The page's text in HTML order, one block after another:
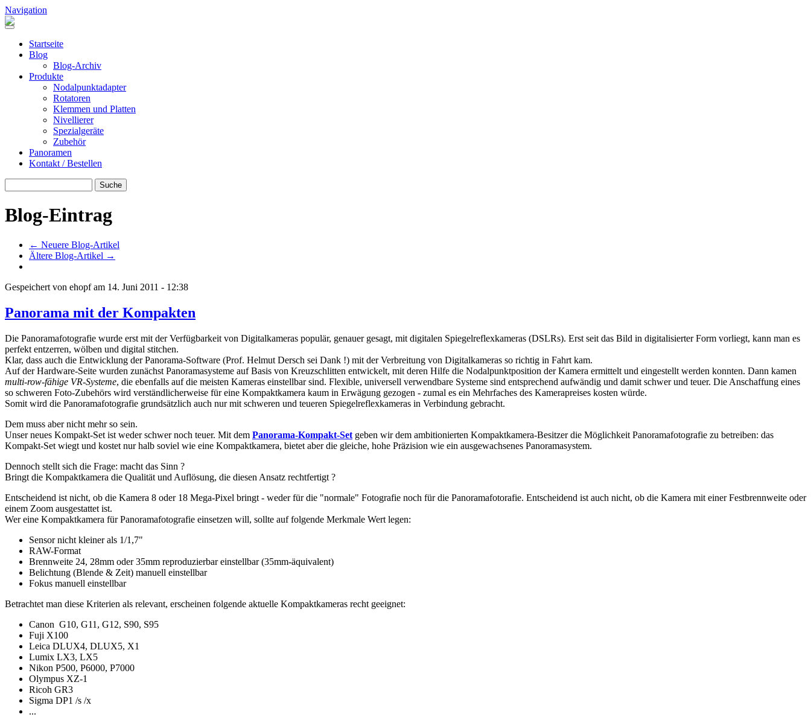
Direkt zum Inhalt
Navigation
Startseite
Blog
Blog-Archiv
Produkte
Nodalpunktadapter
Rotatoren
Klemmen und Platten
Nivellierer
Spezialgeräte
Zubehör
Panoramen
Kontakt / Bestellen
Blog-Eintrag
← Neuere Blog-Artikel
Ältere Blog-Artikel →
Gespeichert von ehopfam 14. Juni 2011 - 12:38
Panorama mit der Kompakten
Die Panoramafotografie wurde erst mit der Verfügbarkeit von Digitalkameras populär, genauer gesagt, mit digitalen Spiegelreflexkameras (DSLRs). Erst seit das Bild in digitalisierter Form vorliegt, kann man es
perfekt entzerren, wölben und digital stitchen.
Klar, dass auch die Entwicklung der Panorama-Software (Prof. Helmut Dersch sei Dank !) mit der Verbreitung von Digitalkameras so richtig in Fahrt kam.
Auf der Hardware-Seite wurden zunächst Panoramasysteme auf Basis von Kreuzschlitten entwickelt, mit deren Hilfe die Nodalpunktposition der Kamera ermittelt und eingestellt werden konnten. Dann kamen
multi-row-fähige VR-Systeme, die ebenfalls auf die meisten Kameras einstellbar sind. Flexible, universell verwendbare Systeme sind entsprechend aufwändig und damit schwer und teuer. Die Anschaffung eines
so schweren Foto-Zubehörs wird verständlicherweise für eine Kompaktkamera kaum in Erwägung gezogen - zumal es ein Mehrfaches des Kamerapreises kosten würde.
Somit wird die Panoramafotografie grundsätzlich auch nur mit schweren und teueren Spiegelreflexkameras in Verbindung gebracht.
Dem muss aber nicht mehr so sein.
Unser neues Kompakt-Set ist weder schwer noch teuer. Mit dem Panorama-Kompakt-Set geben wir dem ambitionierten Kompaktkamera-Besitzer die Möglichkeit Panoramafotografie zu betreiben: das
Kompakt-Set wiegt und kostet nur halb soviel wie eine Kompaktkamera, bietet aber die gleiche, hohe Präzision wie ein ausgewachsenes Panoramasystem.
Dennoch stellt sich die Frage: macht das Sinn ?
Bringt die Kompaktkamera die Qualität und Auflösung, die diesen Ansatz rechtfertigt ?
Entscheidend ist nicht, ob die Kamera 8 oder 18 Mega-Pixel bringt - weder für die "normale" Fotografie noch für die Panoramafotorafie. Entscheidend ist auch nicht, ob die Kamera mit einer Festbrennweite oder
einem Zoom ausgestattet ist.
Wer eine Kompaktkamera für Panoramafotografie einsetzen will, sollte auf folgende Merkmale Wert legen:
Sensor nicht kleiner als 1/1,7"
RAW-Format
Brennweite 24, 28mm oder 35mm reproduzierbar einstellbar (35mm-äquivalent)
Belichtung (Blende & Zeit) manuell einstellbar
Fokus manuell einstellbar
Betrachtet man diese Kriterien als relevant, erscheinen folgende aktuelle Kompaktkameras recht geeignet:
Canon G10, G11, G12, S90, S95
Fuji X100
Leica DLUX4, DLUX5, X1
Lumix LX3, LX5
Nikon P500, P6000, P7000
Olympus XZ-1
Ricoh GR3
Sigma DP1 /s /x
...